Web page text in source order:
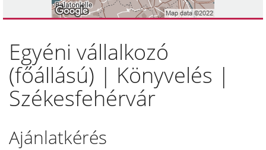
Egyéni vállalkozó
(főállású) | Könyvelés |
Székesfehérvár
Ajánlatkérés